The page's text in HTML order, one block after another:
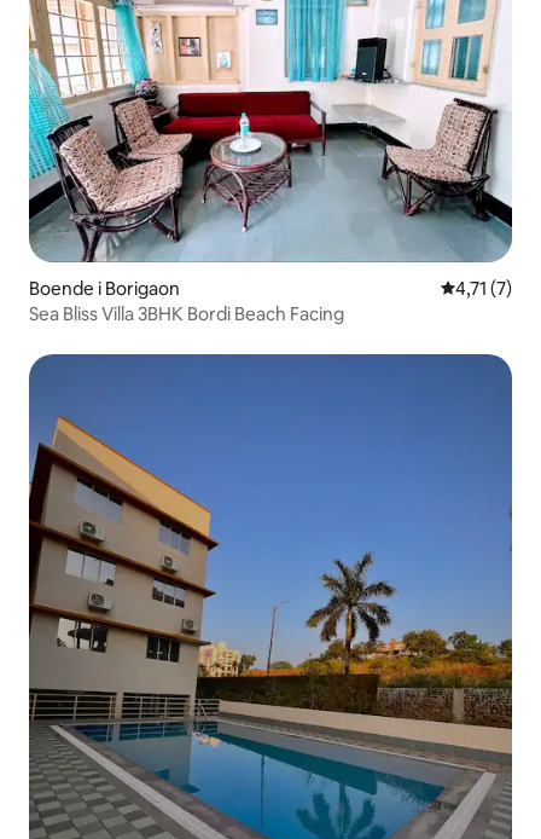
Boende i Borigaon 4,71 av 5 i
4,71 (7)
Sea Bliss Villa 3BHK Bordi Beach Facing